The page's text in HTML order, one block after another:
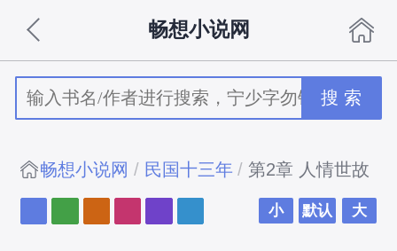
畅想小说网
搜 索
畅想小说网 民国十三年 第2章 人情世故
小 默认 大